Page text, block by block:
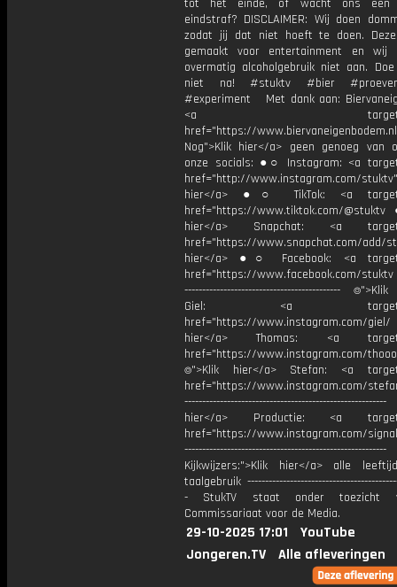
tot het einde, of wacht ons een
eindstraf? DISCLAIMER: Wij doen
zodat jij dat niet hoeft te doen.
gemaakt voor entertainment en wij
overmatig alcoholgebruik niet aan.
niet na! #stuktv #bier
#experiment Met dank aan:
<a
href="https://
Nog">Klik hier</a> geen genoeg van
onze socials: ●○ Instagram: <a
href="http://www.instagram.com/
hier</a> ●○ TikTok: <a
href="https://www.tiktok.com/
hier</a> Snapchat: <a
href="https://www.snapchat.com/add/
hier</a> ●○ Facebook: <a
href="https://www.facebook.com/stuktv
--------------------------------------------
Giel: <a
href="https://www.instagram.com/
hier</a> Thomas: <a
href="https://www.instagram.com/
⌾">Klik hier</a> Stefan: <a
href="https://www.instagram.com/
hier</a> Productie: <a
href="https://www.instagram.com/
---------------------------------------------------------
Kijkwijzers:">Klik hier</a> alle
taalgebruik
- StukTV staat onder toezicht
Commissariaat voor de Media.
29-10-2025 17:01
YouTube
Jongeren.TV
Alle afleveringen